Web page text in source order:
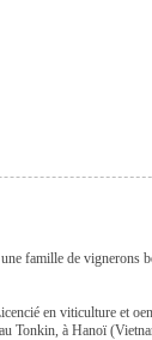
famille de vignerons
en viticulture et
Tonkin, à Hanoï